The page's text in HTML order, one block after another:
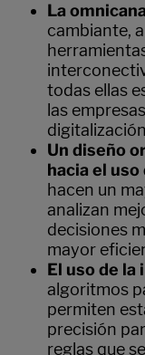
La
cambiante,
todas ellas
las
Un diseño
hacia el
hacen un
analizan
decisiones
mayor
El uso de
algoritmos
permiten
precisión
reglas que